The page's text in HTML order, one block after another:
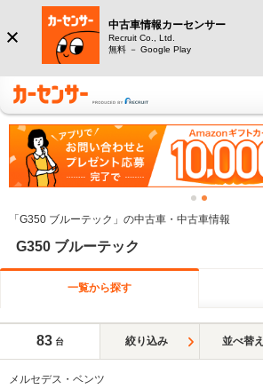
中古車情報カーセンサー
Recruit Co., Ltd.
無料 － Google Play
「G350 ブルーテック」の中古車・中古車情報
G350 ブルーテック
一覧から探す
83 台 絞り込み 並べ替え
メルセデス・ベンツ